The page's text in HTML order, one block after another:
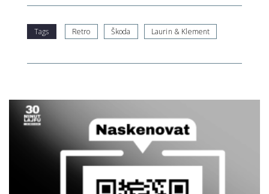
Tags Retro Škoda Laurin & Klement